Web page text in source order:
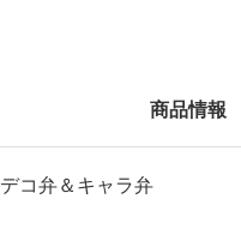
商品情報
デコ弁＆キャラ弁